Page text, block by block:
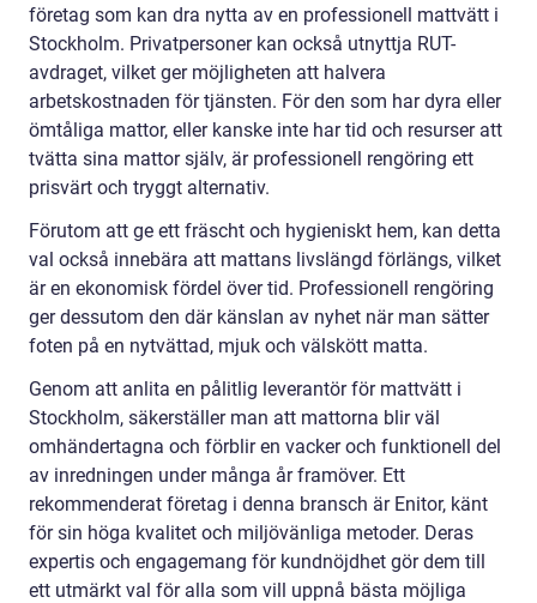
företag som kan dra nytta av en professionell mattvätt i
Stockholm. Privatpersoner kan också utnyttja RUT-
avdraget, vilket ger möjligheten att halvera
arbetskostnaden för tjänsten. För den som har dyra eller
ömtåliga mattor, eller kanske inte har tid och resurser att
tvätta sina mattor själv, är professionell rengöring ett
prisvärt och tryggt alternativ.
Förutom att ge ett fräscht och hygieniskt hem, kan detta
val också innebära att mattans livslängd förlängs, vilket
är en ekonomisk fördel över tid. Professionell rengöring
ger dessutom den där känslan av nyhet när man sätter
foten på en nytvättad, mjuk och välskött matta.
Genom att anlita en pålitlig leverantör för mattvätt i
Stockholm, säkerställer man att mattorna blir väl
omhändertagna och förblir en vacker och funktionell del
av inredningen under många år framöver. Ett
rekommenderat företag i denna bransch är Enitor, känt
för sin höga kvalitet och miljövänliga metoder. Deras
expertis och engagemang för kundnöjdhet gör dem till
ett utmärkt val för alla som vill uppnå bästa möjliga